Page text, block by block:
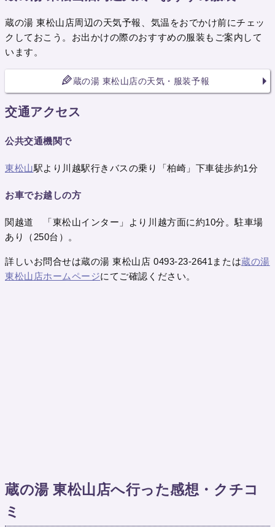
蔵の湯 東松山店周辺の天気予報、気温をおでかけ前にチェッ
クしておこう。お出かけの際のおすすめの服装もご案内して
います。
蔵の湯 東松山店の天気・服装予報
交通アクセス
公共交通機関で
東松山駅より川越駅行きバスの乗り「柏崎」下車徒歩約1分
お車でお越しの方
関越道 「東松山インター」より川越方面に約10分。駐車場
あり（250台）。
詳しいお問合せは蔵の湯 東松山店 0493-23-2641または蔵の湯
東松山店ホームページにてご確認ください。
蔵の湯 東松山店へ行った感想・クチコ
ミ